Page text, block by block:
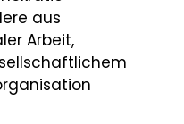
aus
Arbeit,